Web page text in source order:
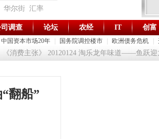
华尔街 汇率
中国资本市场20年 国务院调控楼市 欧洲债务危机
调查 论坛 农经 IT 创富
消费主张》 20120124 淘乐龙年味道——鱼跃迎
翻船”